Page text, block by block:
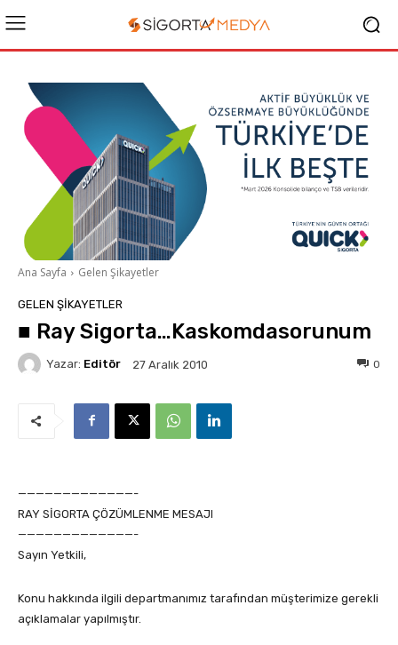
Ana Sayfa Gelen Şikayetler
GELEN ŞIKAYETLER
■ Ray Sigorta…Kaskomdasorunum
Yazar: Editör 27 Aralık 2010 0
—————————————-
RAY SİGORTA ÇÖZÜMLENME MESAJI
—————————————-
Sayın Yetkili,
Konu hakkında ilgili departmanımız tarafından müşterimize gerekli
açıklamalar yapılmıştır.